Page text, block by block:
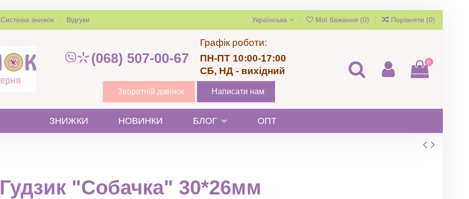
Система знижок Відгуки Українська Мої бажання (0) Порівняти (0)
(068) 507-00-67
Графік роботи:
ПН-ПТ 10:00-17:00
СБ, НД - вихідний
Зворотній дзвінок Написати нам
0
ЗНИЖКИ НОВИНКИ БЛОГ ОПТ
Гудзик "Собачка" 30*26мм